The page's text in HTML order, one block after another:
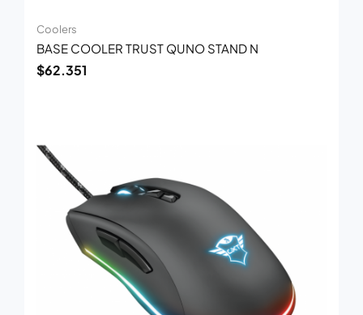
Coolers
BASE COOLER TRUST QUNO STAND N
$62.351